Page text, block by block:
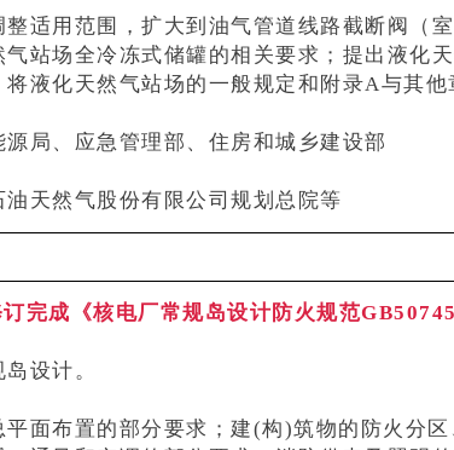
整适用范围，扩大到油气管道线路截断阀（
站场全冷冻式储罐的相关要求；提出液化
液化天然气站场的一般规定和附录A与其
源局、应急管理部、住房和城乡建设部
油天然气股份有限公司规划总院等
完成《核电厂常规岛设计防火规范
设计。
平面布置的部分要求；建(构)筑物的防火分